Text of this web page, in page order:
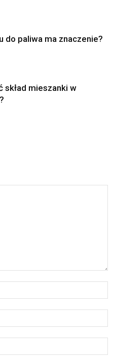
do paliwa ma znaczenie?
skład mieszanki w